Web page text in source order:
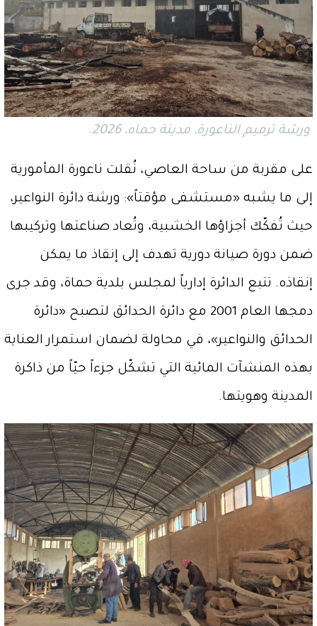
ورشة ترميم الناعورة، مدينة حماه، 2026.
على مقربة من ساحة العاصي، نُقلت ناعورة المأمورية
إلى ما يشبه «مستشفى مؤقتاً»: ورشة دائرة النواعير،
حيث تُفكّك أجزاؤها الخشبية، وتُعاد صناعتها وتركيبها
ضمن دورة صيانة دورية تهدف إلى إنقاذ ما يمكن
إنقاذه. تتبع الدائرة إدارياً لمجلس بلدية حماة، وقد جرى
دمجها العام 2001 مع دائرة الحدائق لتصبح «دائرة
الحدائق والنواعير»، في محاولة لضمان استمرار العناية
بهذه المنشآت المائية التي تشكّل جزءاً حيّاً من ذاكرة
المدينة وهويتها.